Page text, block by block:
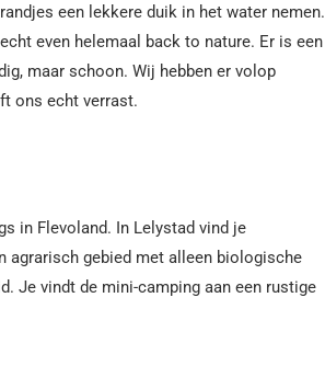
een lekkere duik in het water nemen.
even helemaal back to nature. Er is een
maar schoon. Wij hebben er volop
ons echt verrast.
in Flevoland. In Lelystad vind je
agrarisch gebied met alleen biologische
Je vindt de mini-camping aan een rustige